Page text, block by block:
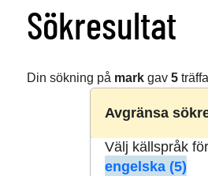
Sökresultat
Din sökning på markgav 5
Avgränsa
Välj källspråk
engelska (5)